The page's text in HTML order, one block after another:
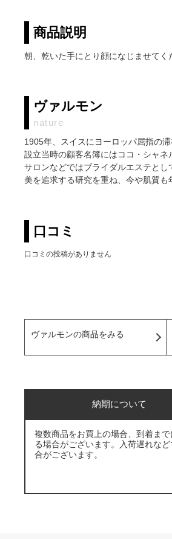
商品説明
朝、乾いた手にとり顔になじませてく
ヴァルモン
nature
1905年、スイスにヨーロッパ屈指の滞
設立当時の顧客名簿にはココ・シャネ
サロンなどではブライダルエステとし
美を追求する研究を重ね、今や肌質
口コミ
口コミの投稿がありません
ヴァルモンの商品をみる
納期について
複数商品をお買上の場合、到着ま
る場合がございます。入荷遅れな
合がございます。